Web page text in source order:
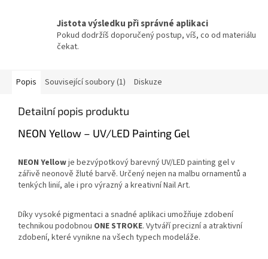
Jistota výsledku při správné aplikaci
Pokud dodržíš doporučený postup, víš, co od materiálu
čekat.
Popis Související soubory (1) Diskuze
Detailní popis produktu
NEON Yellow – UV/LED Painting Gel
NEON Yellowje bezvýpotkový barevný UV/LED painting gel v
zářivě neonově žluté barvě. Určený nejen na malbu ornamentů a
tenkých linií, ale i pro výrazný a kreativní Nail Art.
Díky vysoké pigmentaci a snadné aplikaci umožňuje zdobení
technikou podobnou ONE STROKE. Vytváří precizní a atraktivní
zdobení, které vynikne na všech typech modeláže.